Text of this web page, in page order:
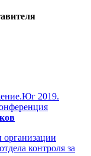
2019.
организации
контроля за